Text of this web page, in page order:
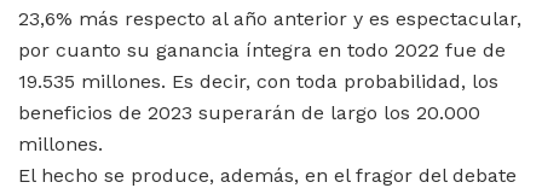
23,6% más respecto al año anterior y es espectacular,
por cuanto su ganancia íntegra en todo 2022 fue de
19.535 millones. Es decir, con toda probabilidad, los
beneficios de 2023 superarán de largo los 20.000
millones.
El hecho se produce, además, en el fragor del debate